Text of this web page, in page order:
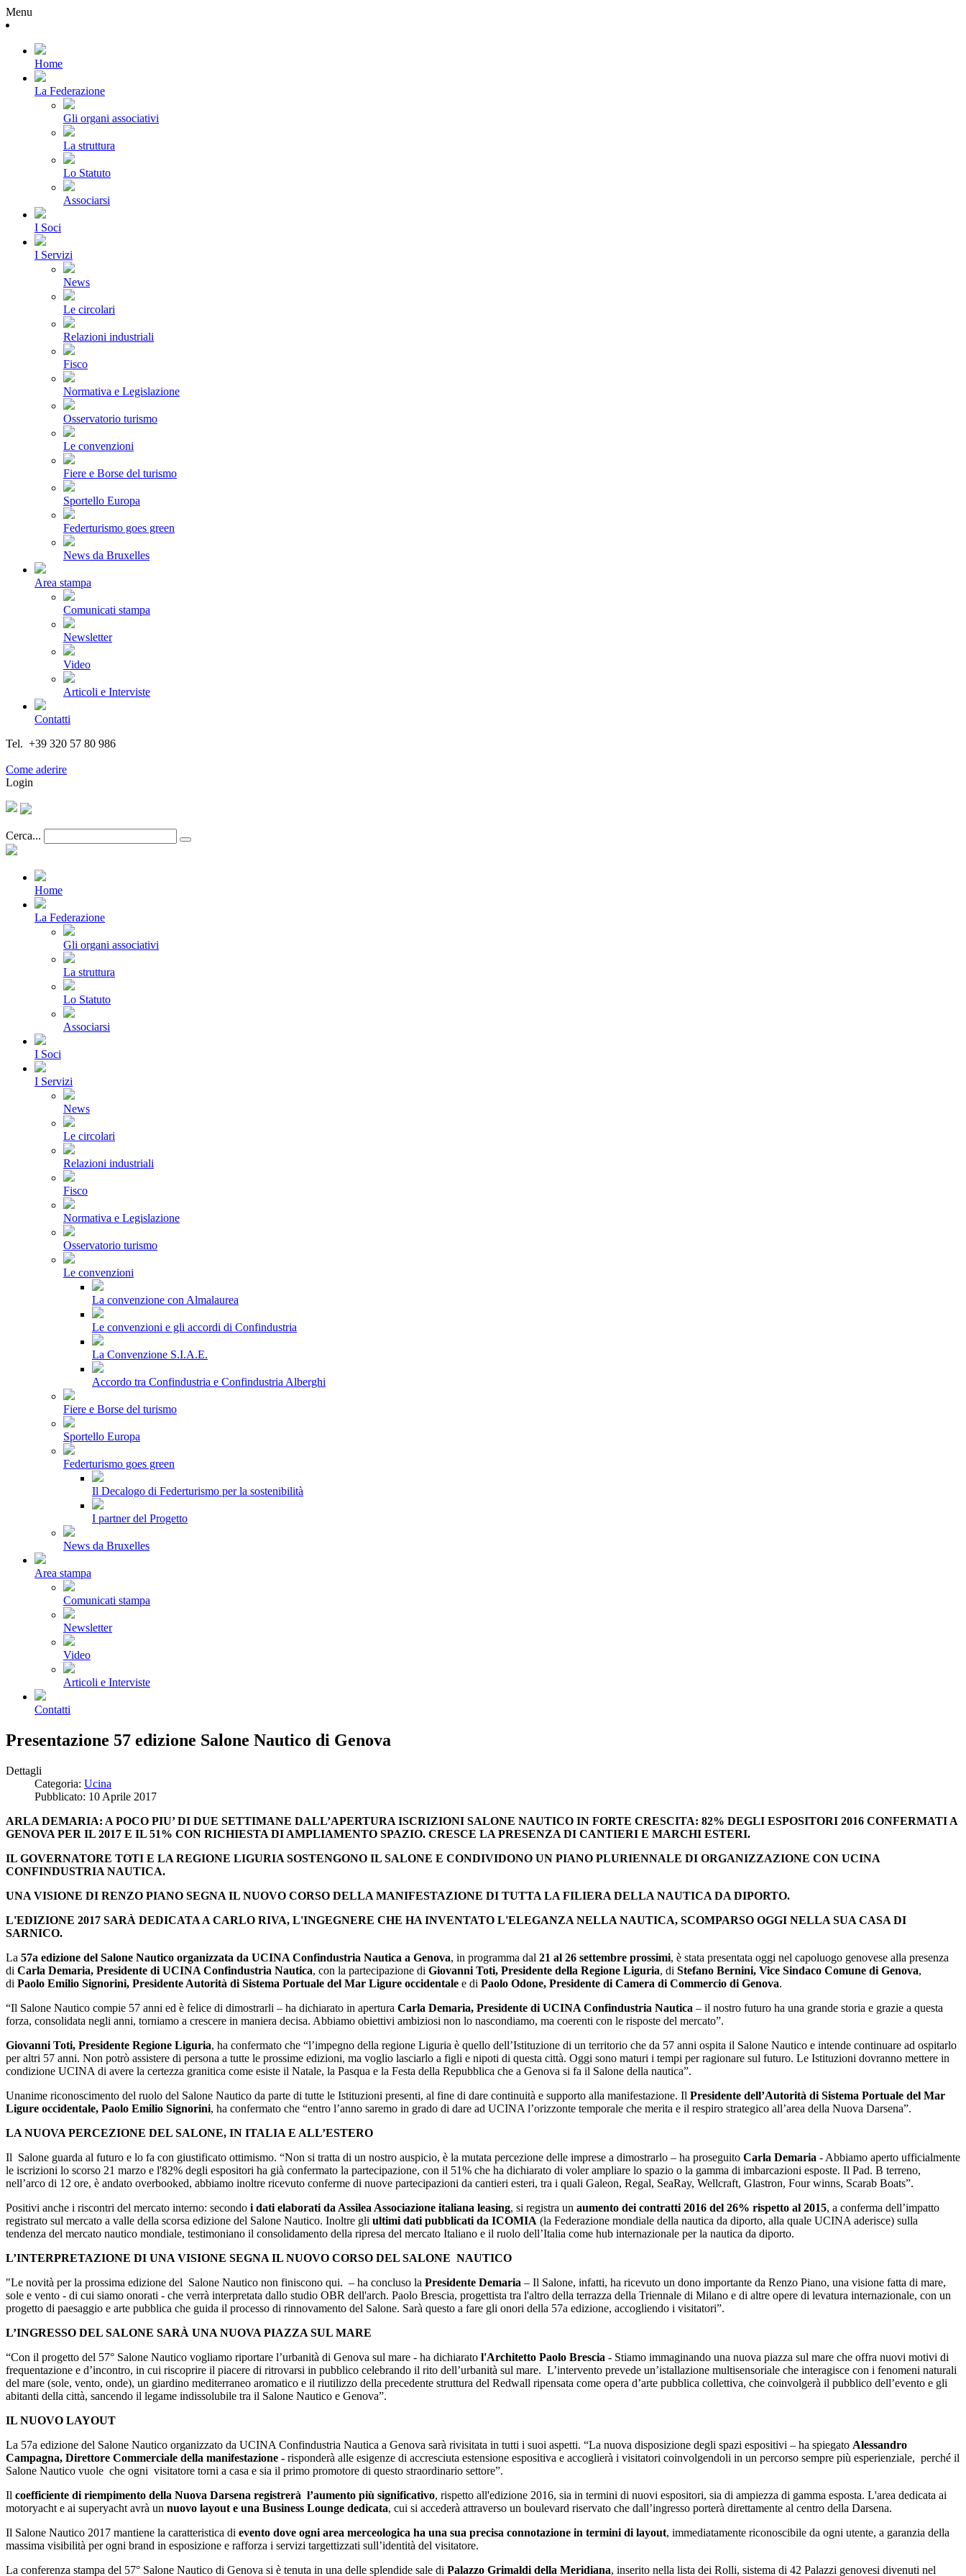
Menu
Home
La Federazione
Gli organi associativi
La struttura
Lo Statuto
Associarsi
I Soci
I Servizi
News
Le circolari
Relazioni industriali
Fisco
Normativa e Legislazione
Osservatorio turismo
Le convenzioni
Fiere e Borse del turismo
Sportello Europa
Federturismo goes green
News da Bruxelles
Area stampa
Comunicati stampa
Newsletter
Video
Articoli e Interviste
Contatti
Tel. +39 320 57 80 986
Come aderire
Login
Cerca...
Home
La Federazione
Gli organi associativi
La struttura
Lo Statuto
Associarsi
I Soci
I Servizi
News
Le circolari
Relazioni industriali
Fisco
Normativa e Legislazione
Osservatorio turismo
Le convenzioni
La convenzione con Almalaurea
Le convenzioni e gli accordi di Confindustria
La Convenzione S.I.A.E.
Accordo tra Confindustria e Confindustria Alberghi
Fiere e Borse del turismo
Sportello Europa
Federturismo goes green
Il Decalogo di Federturismo per la sostenibilità
I partner del Progetto
News da Bruxelles
Area stampa
Comunicati stampa
Newsletter
Video
Articoli e Interviste
Contatti
Presentazione 57 edizione Salone Nautico di Genova
Dettagli
Categoria: Ucina
Pubblicato: 10 Aprile 2017
ARLA DEMARIA: A POCO PIU’ DI DUE SETTIMANE DALL’APERTURA ISCRIZIONI SALONE NAUTICO IN FORTE CRESCITA: 82% DEGLI ESPOSITORI 2016 CONFERMATI A
GENOVA PER IL 2017 E IL 51% CON RICHIESTA DI AMPLIAMENTO SPAZIO. CRESCE LA PRESENZA DI CANTIERI E MARCHI ESTERI.
IL GOVERNATORE TOTI E LA REGIONE LIGURIA SOSTENGONO IL SALONE E CONDIVIDONO UN PIANO PLURIENNALE DI ORGANIZZAZIONE CON UCINA
CONFINDUSTRIA NAUTICA.
UNA VISIONE DI RENZO PIANO SEGNA IL NUOVO CORSO DELLA MANIFESTAZIONE DI TUTTA LA FILIERA DELLA NAUTICA DA DIPORTO.
L'EDIZIONE 2017 SARÀ DEDICATA A CARLO RIVA, L'INGEGNERE CHE HA INVENTATO L'ELEGANZA NELLA NAUTICA, SCOMPARSO OGGI NELLA SUA CASA DI
SARNICO.
La 57a edizione del Salone Nautico organizzata da UCINA Confindustria Nautica a Genova, in programma dal 21 al 26 settembre prossimi, è stata presentata oggi nel capoluogo genovese alla presenza
di Carla Demaria, Presidente di UCINA Confindustria Nautica, con la partecipazione di Giovanni Toti, Presidente della Regione Liguria, di Stefano Bernini, Vice Sindaco Comune di Genova,
di Paolo Emilio Signorini, Presidente Autorità di Sistema Portuale del Mar Ligure occidentale e di Paolo Odone, Presidente di Camera di Commercio di Genova.
“Il Salone Nautico compie 57 anni ed è felice di dimostrarli – ha dichiarato in apertura Carla Demaria, Presidente di UCINA Confindustria Nautica – il nostro futuro ha una grande storia e grazie a questa
forza, consolidata negli anni, torniamo a crescere in maniera decisa. Abbiamo obiettivi ambiziosi non lo nascondiamo, ma coerenti con le risposte del mercato”.
Giovanni Toti, Presidente Regione Liguria, ha confermato che “l’impegno della regione Liguria è quello dell’Istituzione di un territorio che da 57 anni ospita il Salone Nautico e intende continuare ad ospitarlo
per altri 57 anni. Non potrò assistere di persona a tutte le prossime edizioni, ma voglio lasciarlo a figli e nipoti di questa città. Oggi sono maturi i tempi per ragionare sul futuro. Le Istituzioni dovranno mettere in
condizione UCINA di avere la certezza granitica come esiste il Natale, la Pasqua e la Festa della Repubblica che a Genova si fa il Salone della nautica”.
Unanime riconoscimento del ruolo del Salone Nautico da parte di tutte le Istituzioni presenti, al fine di dare continuità e supporto alla manifestazione. Il Presidente dell’Autorità di Sistema Portuale del Mar
Ligure occidentale, Paolo Emilio Signorini, ha confermato che “entro l’anno saremo in grado di dare ad UCINA l’orizzonte temporale che merita e il respiro strategico all’area della Nuova Darsena”.
LA NUOVA PERCEZIONE DEL SALONE, IN ITALIA E ALL’ESTERO
Il Salone guarda al futuro e lo fa con giustificato ottimismo. “Non si tratta di un nostro auspicio, è la mutata percezione delle imprese a dimostrarlo – ha proseguito Carla Demaria - Abbiamo aperto ufficialmente
le iscrizioni lo scorso 21 marzo e l'82% degli espositori ha già confermato la partecipazione, con il 51% che ha dichiarato di voler ampliare lo spazio o la gamma di imbarcazioni esposte. Il Pad. B terreno,
nell’arco di 12 ore, è andato overbooked, abbiamo inoltre ricevuto conferme di nuove partecipazioni da cantieri esteri, tra i quali Galeon, Regal, SeaRay, Wellcraft, Glastron, Four winns, Scarab Boats”.
Positivi anche i riscontri del mercato interno: secondo i dati elaborati da Assilea Associazione italiana leasing, si registra un aumento dei contratti 2016 del 26% rispetto al 2015, a conferma dell’impatto
registrato sul mercato a valle della scorsa edizione del Salone Nautico. Inoltre gli ultimi dati pubblicati da ICOMIA (la Federazione mondiale della nautica da diporto, alla quale UCINA aderisce) sulla
tendenza del mercato nautico mondiale, testimoniano il consolidamento della ripresa del mercato Italiano e il ruolo dell’Italia come hub internazionale per la nautica da diporto.
L’INTERPRETAZIONE DI UNA VISIONE SEGNA IL NUOVO CORSO DEL SALONE NAUTICO
"Le novità per la prossima edizione del Salone Nautico non finiscono qui. – ha concluso la Presidente Demaria – Il Salone, infatti, ha ricevuto un dono importante da Renzo Piano, una visione fatta di mare,
sole e vento - di cui siamo onorati - che verrà interpretata dallo studio OBR dell'arch. Paolo Brescia, progettista tra l'altro della terrazza della Triennale di Milano e di altre opere di levatura internazionale, con un
progetto di paesaggio e arte pubblica che guida il processo di rinnovamento del Salone. Sarà questo a fare gli onori della 57a edizione, accogliendo i visitatori”.
L’INGRESSO DEL SALONE SARÀ UNA NUOVA PIAZZA SUL MARE
“Con il progetto del 57° Salone Nautico vogliamo riportare l’urbanità di Genova sul mare - ha dichiarato l'Architetto Paolo Brescia - Stiamo immaginando una nuova piazza sul mare che offra nuovi motivi di
frequentazione e d’incontro, in cui riscoprire il piacere di ritrovarsi in pubblico celebrando il rito dell’urbanità sul mare. L’intervento prevede un’istallazione multisensoriale che interagisce con i fenomeni naturali
del mare (sole, vento, onde), un giardino mediterraneo aromatico e il riutilizzo della precedente struttura del Redwall ripensata come opera d’arte pubblica collettiva, che coinvolgerà il pubblico dell’evento e gli
abitanti della città, sancendo il legame indissolubile tra il Salone Nautico e Genova”.
IL NUOVO LAYOUT
La 57a edizione del Salone Nautico organizzato da UCINA Confindustria Nautica a Genova sarà rivisitata in tutti i suoi aspetti. “La nuova disposizione degli spazi espositivi – ha spiegato Alessandro
Campagna, Direttore Commerciale della manifestazione - risponderà alle esigenze di accresciuta estensione espositiva e accoglierà i visitatori coinvolgendoli in un percorso sempre più esperienziale, perché il
Salone Nautico vuole che ogni visitatore torni a casa e sia il primo promotore di questo straordinario settore”.
Il coefficiente di riempimento della Nuova Darsena registrerà l’aumento più significativo, rispetto all'edizione 2016, sia in termini di nuovi espositori, sia di ampiezza di gamma esposta. L'area dedicata ai
motoryacht e ai superyacht avrà un nuovo layout e una Business Lounge dedicata, cui si accederà attraverso un boulevard riservato che dall’ingresso porterà direttamente al centro della Darsena.
Il Salone Nautico 2017 mantiene la caratteristica di evento dove ogni area merceologica ha una sua precisa connotazione in termini di layout, immediatamente riconoscibile da ogni utente, a garanzia della
massima visibilità per ogni brand in esposizione e rafforza i servizi targettizzati sull’identità del visitatore.
La conferenza stampa del 57° Salone Nautico di Genova si è tenuta in una delle splendide sale di Palazzo Grimaldi della Meridiana, inserito nella lista dei Rolli, sistema di 42 Palazzi genovesi divenuti nel